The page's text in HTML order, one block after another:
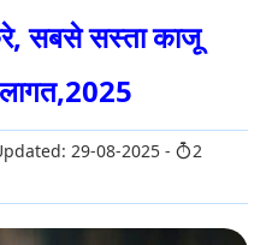
सबसे सस्ता काजू
29-08-2025
2